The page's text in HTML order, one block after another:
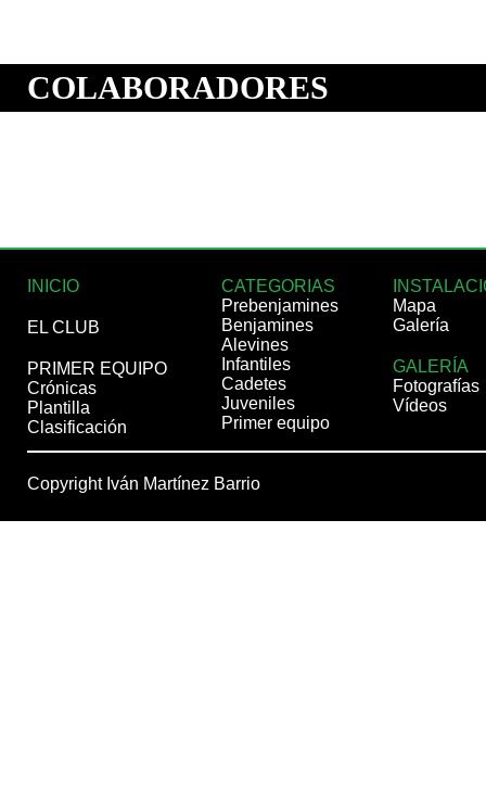
INICIO
EL CLUB
PRIMER EQUIPO
Crónicas
Plantilla
Clasificación
CATEGORIAS
Prebenjamines
Benjamines
Alevines
Infantiles
Cadetes
Juveniles
Primer equipo
Mapa
Galería
GALERÍA
Fotografías
Vídeos
Copyright Iván Martínez Barrio